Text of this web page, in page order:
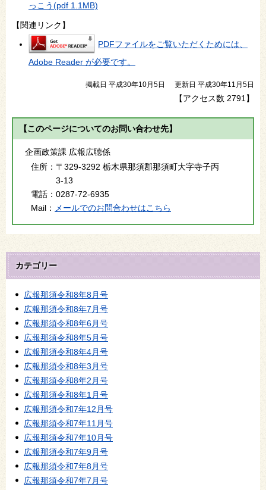
っこう(pdf 1.1MB)
【関連リンク】
PDFファイルをご覧いただくためには、
Adobe Reader が必要です。
掲載日 平成30年10月5日 更新日 平成30年11月5日
【アクセス数 2791 】
【このページについてのお問い合わせ先】
企画政策課 広報広聴係
住所： 〒329-3292 栃木県那須郡那須町大字寺子丙
3-13
電話： 0287-72-6935
Mail：
メールでのお問合わせはこちら
カテゴリー
広報那須令和8年8月号
広報那須令和8年7月号
広報那須令和8年6月号
広報那須令和8年5月号
広報那須令和8年4月号
広報那須令和8年3月号
広報那須令和8年2月号
広報那須令和8年1月号
広報那須令和7年12月号
広報那須令和7年11月号
広報那須令和7年10月号
広報那須令和7年9月号
広報那須令和7年8月号
広報那須令和7年7月号